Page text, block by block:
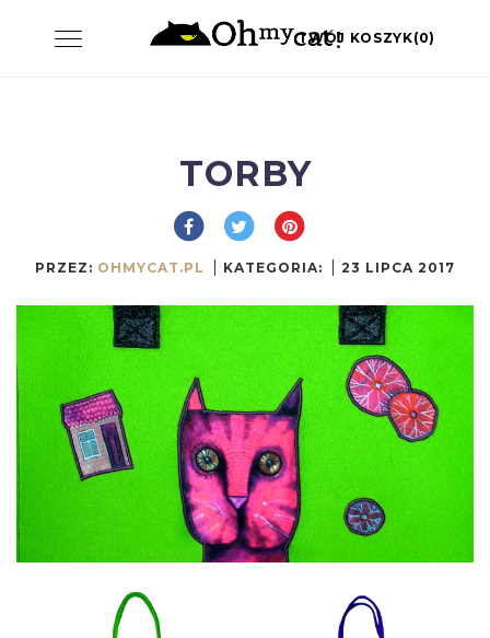
Toggle TWÓJ KOSZYK(0)
TORBY
PRZEZ: OHMYCAT.PL KATEGORIA: 23 LIPCA 2017